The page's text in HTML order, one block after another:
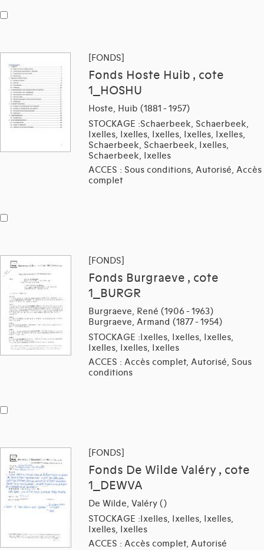
[FONDS]
Fonds Hoste Huib , cote
1_HOSHU
Hoste, Huib (1881 - 1957)
STOCKAGE :Schaerbeek, Schaerbeek,
Ixelles, Ixelles, Ixelles, Ixelles, Ixelles,
Schaerbeek, Schaerbeek, Ixelles,
Schaerbeek, Ixelles
ACCES : Sous conditions, Autorisé, Accès
complet
[FONDS]
Fonds Burgraeve , cote
1_BURGR
Burgraeve, René (1906 - 1963)
Burgraeve, Armand (1877 - 1954)
STOCKAGE :Ixelles, Ixelles, Ixelles,
Ixelles, Ixelles, Ixelles
ACCES : Accès complet, Autorisé, Sous
conditions
[FONDS]
Fonds De Wilde Valéry , cote
1_DEWVA
De Wilde, Valéry ()
STOCKAGE :Ixelles, Ixelles, Ixelles,
Ixelles, Ixelles
ACCES : Accès complet, Autorisé